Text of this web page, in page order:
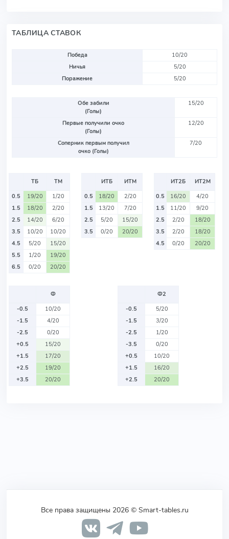
ТАБЛИЦА СТАВОК
Победа
10/20
Ничья
5/20
Поражение
5/20
Обе забили
(Голы)
15/20
Первые получили очко
(Голы)
12/20
Соперник первым получил
очко (Голы)
7/20
ТБ
ТМ
0.5
19/20
1/20
1.5
18/20
2/20
2.5
14/20
6/20
3.5
10/20
10/20
4.5
5/20
15/20
5.5
1/20
19/20
6.5
0/20 20/20
ИТБ
ИТМ
0.5
18/20
2/20
1.5
13/20
7/20
2.5
5/20
15/20
3.5
0/20 20/20
ИТ2Б
ИТ2М
0.5
16/20
4/20
1.5
11/20
9/20
2.5
2/20
18/20
3.5
2/20
18/20
4.5
0/20 20/20
Ф
-0.5
10/20
-1.5
4/20
-2.5
0/20
+0.5
15/20
+1.5
17/20
+2.5
19/20
+3.5
20/20
Ф2
-0.5
5/20
-1.5
3/20
-2.5
1/20
-3.5
0/20
+0.5
10/20
+1.5
16/20
+2.5
20/20
Все права защищены 2026 © Smart-tables.ru